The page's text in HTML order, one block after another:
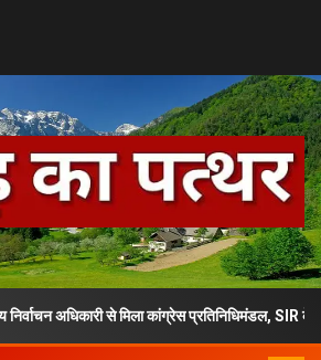
से मिला कांग्रेस प्रतिनिधिमंडल, SIR के मुद्दे पर की